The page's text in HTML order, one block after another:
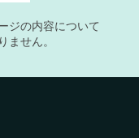
ジの内容について
ません。